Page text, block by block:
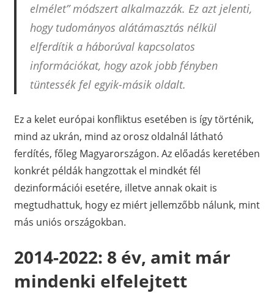
elmélet” módszert alkalmazzák. Ez azt jelenti,
hogy tudományos alátámasztás nélkül
elferdítik a háborúval kapcsolatos
információkat, hogy azok jobb fényben
tüntessék fel egyik-másik oldalt.
Ez a kelet európai konfliktus esetében is így történik,
mind az ukrán, mind az orosz oldalnál látható
ferdítés, főleg Magyarországon. Az előadás keretében
konkrét példák hangzottak el mindkét fél
dezinformációi esetére, illetve annak okait is
megtudhattuk, hogy ez miért jellemzőbb nálunk, mint
más uniós országokban.
2014-2022: 8 év, amit már
mindenki elfelejtett